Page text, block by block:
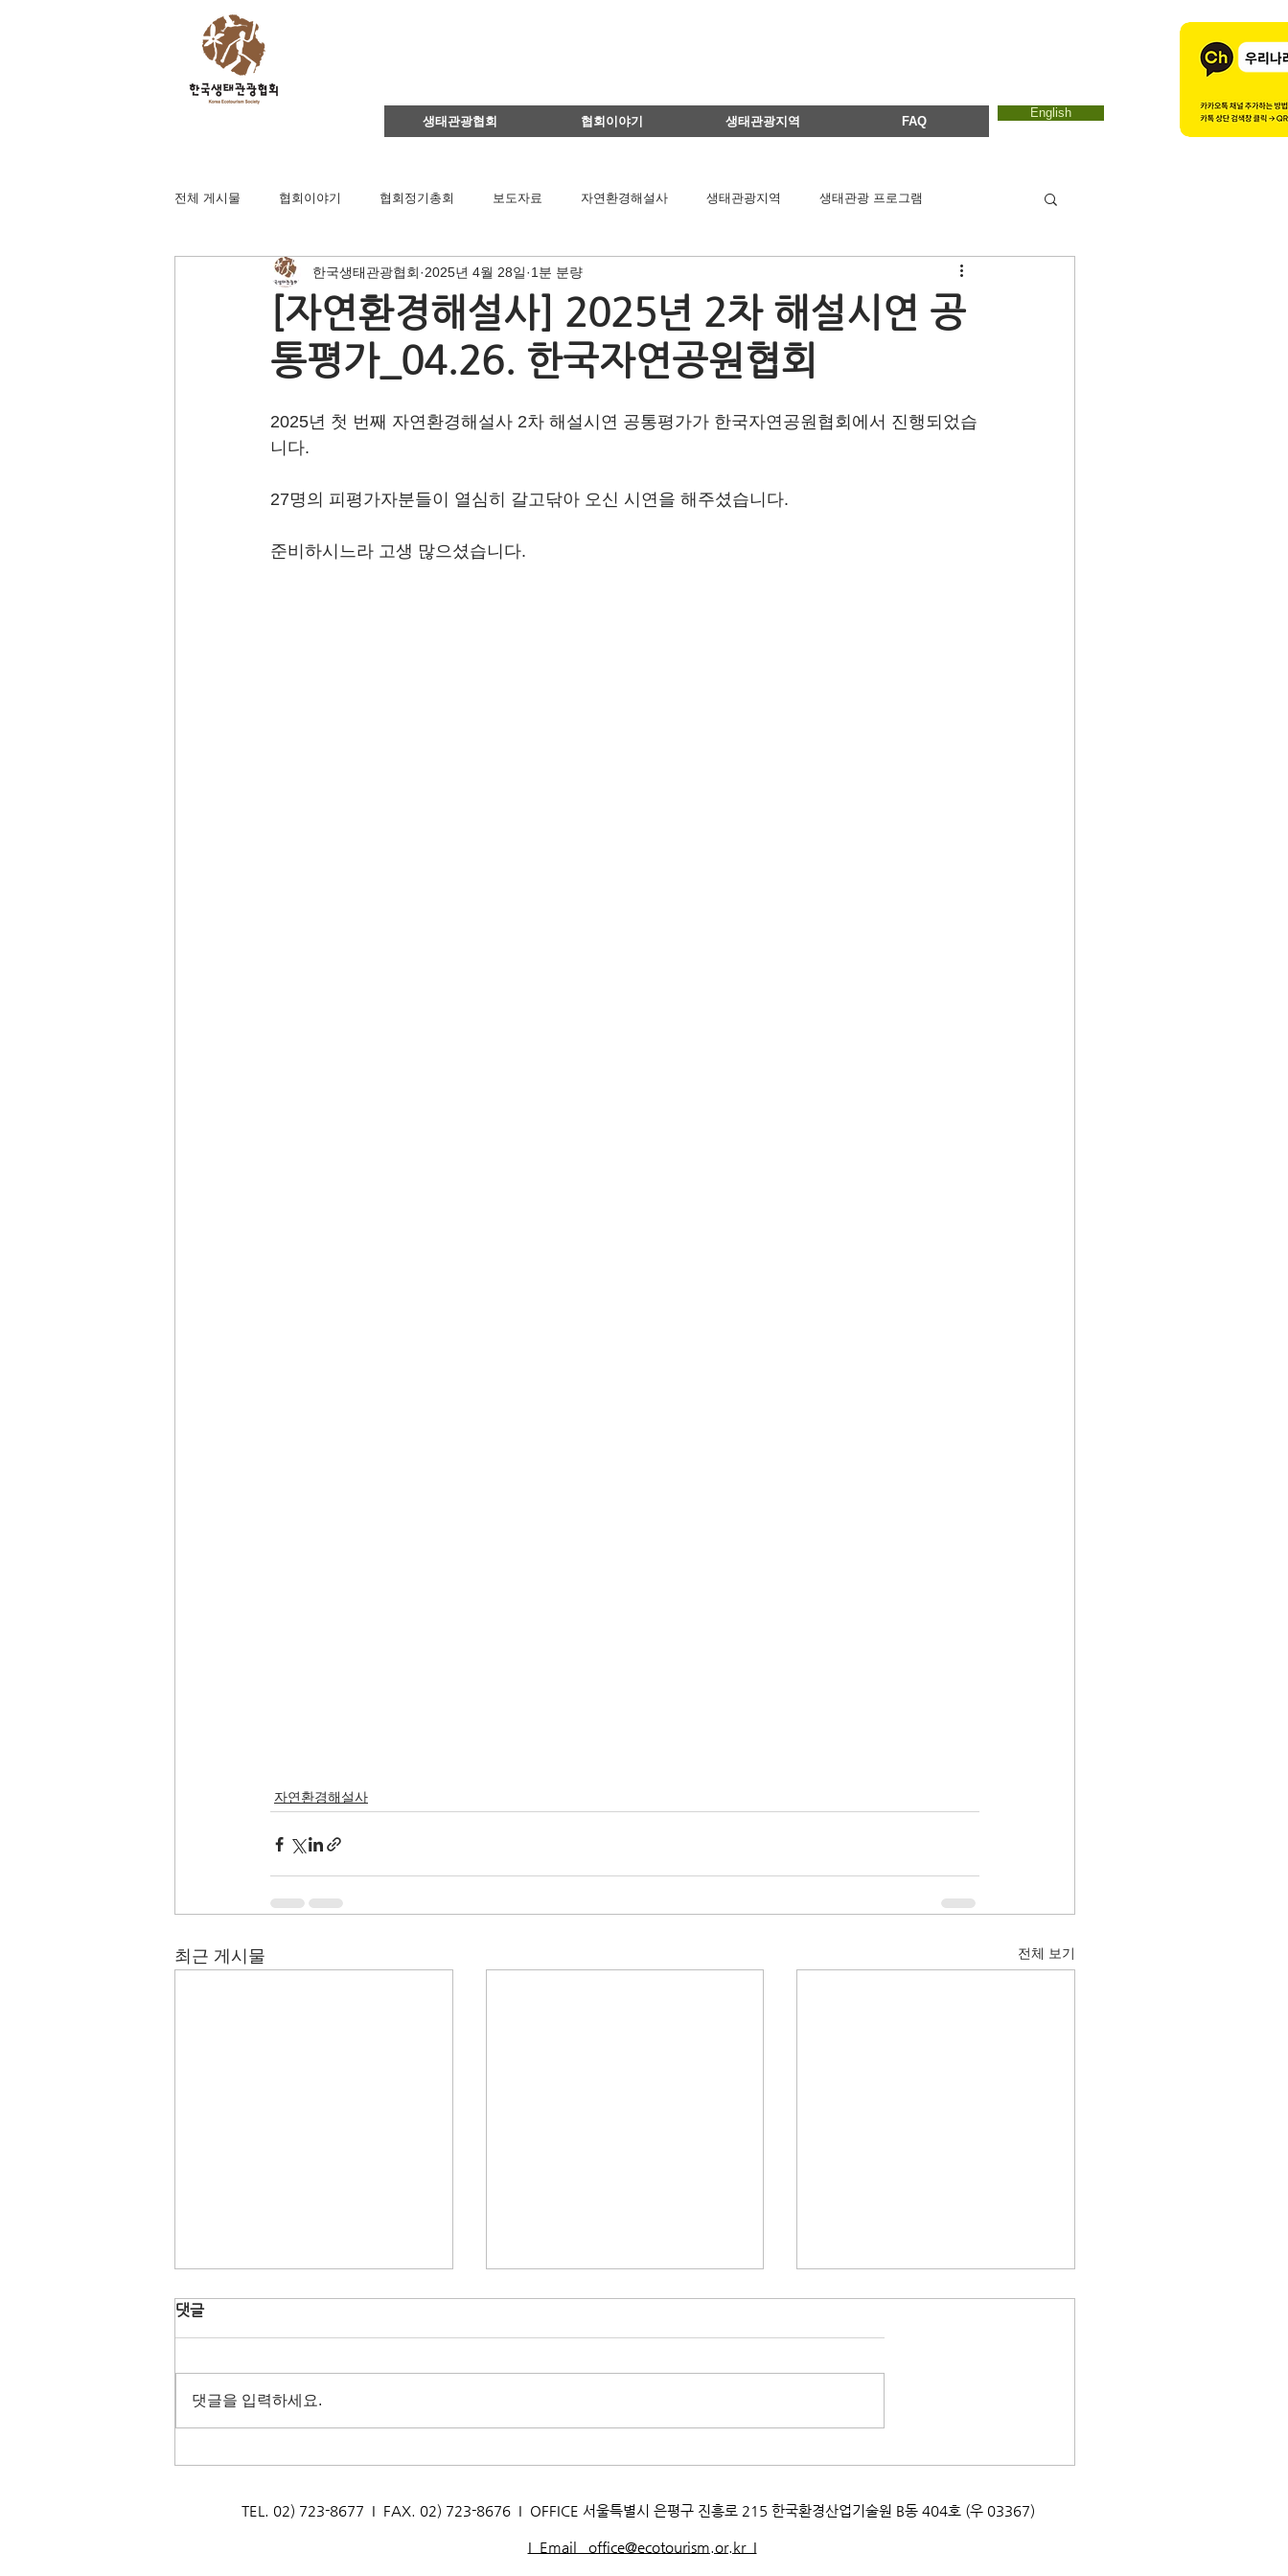
생태관광협회 협회이야기 생태관광지역 FAQ
English
전체 게시물 협회이야기 협회정기총회 보도자료 자연환경해설사 생태관광지역 생태관광 프로그램
영주댐바로알기 생태문화교실 이달의 생태관광지 에코마마
이벤트 지역컨설팅 연구용역관련 아카데미 간담회 기타
후원회원 가입신청 공익법인결산서류
[자연환경해설사] 2025년 2차 해설시연 공
통평가_04.26. 한국자연공원협회
한국생태관광협회 2025년 4월 28일 1분 분량
2025년 첫 번째 자연환경해설사 2차 해설시연 공통평가가 한국자연공원협회에서 진행되었습
니다.
27명의 피평가자분들이 열심히 갈고닦아 오신 시연을 해주셨습니다.
준비하시느라 고생 많으셨습니다.
자연환경해설사
최근 게시물 전체 보기
댓글
댓글을 입력하세요.
TEL. 02) 723-8677 I FAX. 02) 723-8676 I OFFICE 서울특별시 은평구 진흥로 215 한국환경산업기술원 B동 404호 (우 03367)
I Email office@ecotourism.or.kr I